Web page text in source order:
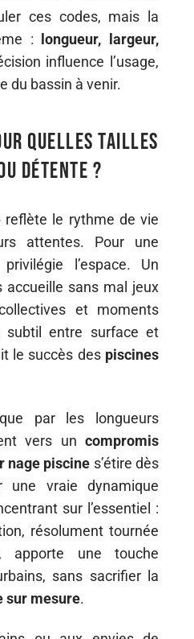
ces codes, mais la
: longueur, largeur,
influence l’usage,
du bassin à venir.
quelles tailles
détente ?
reflète le rythme de vie
attentes. Pour une
l’espace. Un
sans mal jeux
et moments
subtil entre surface et
le succès des piscines
par les longueurs
vers un compromis
nage piscine s’étire dès
vraie dynamique
sur l’essentiel :
résolument tournée
apporte une touche
sans sacrifier la
sur mesure.